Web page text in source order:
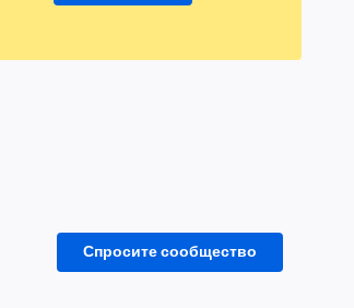
Спросите сообщество